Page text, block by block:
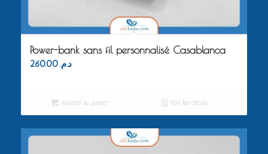
Power-bank sans fil personnalisé Casablanca
د.م. 260.00
Ajouter au panier Voir les détails